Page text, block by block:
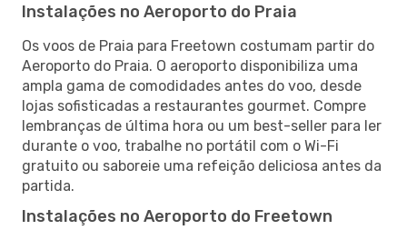
Instalações no Aeroporto do Praia
Os voos de Praia para Freetown costumam partir do
Aeroporto do Praia. O aeroporto disponibiliza uma
ampla gama de comodidades antes do voo, desde
lojas sofisticadas a restaurantes gourmet. Compre
lembranças de última hora ou um best-seller para ler
durante o voo, trabalhe no portátil com o Wi-Fi
gratuito ou saboreie uma refeição deliciosa antes da
partida.
Instalações no Aeroporto do Freetown